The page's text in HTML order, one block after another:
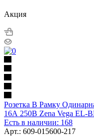
Акция
Розетка В Рамку
16А 250В Zena Vega EL-
Есть в наличии: 168
Арт.: 609-015600-217